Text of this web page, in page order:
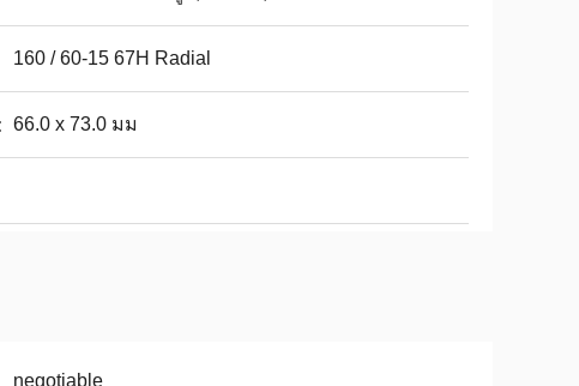
160 / 60-15 67H Radial
66.0 x 73.0 มม
negotiable